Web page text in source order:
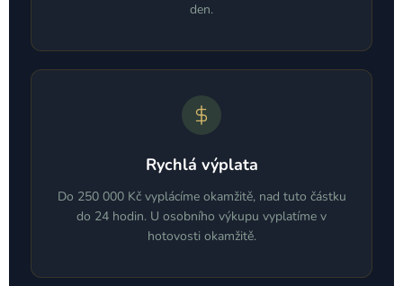
den.
Rychlá výplata
Do 250 000 Kč vyplácíme okamžitě, nad tuto částku
do 24 hodin. U osobního výkupu vyplatíme v
hotovosti okamžitě.